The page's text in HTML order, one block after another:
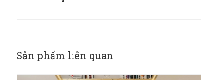
Sản phẩm liên quan